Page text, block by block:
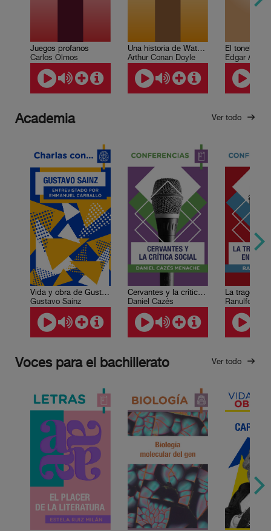
Juegos profanos
Carlos Olmos
Una historia de Waterloo
Arthur Conan Doyle
El tonel de
Edgar Allan
Academia Ver todo
Vida y obra de Gustavo Sainz
Gustavo Sainz
Cervantes y la crítica social
Daniel Cazés
Ranulfo
Voces para el bachillerato Ver todo